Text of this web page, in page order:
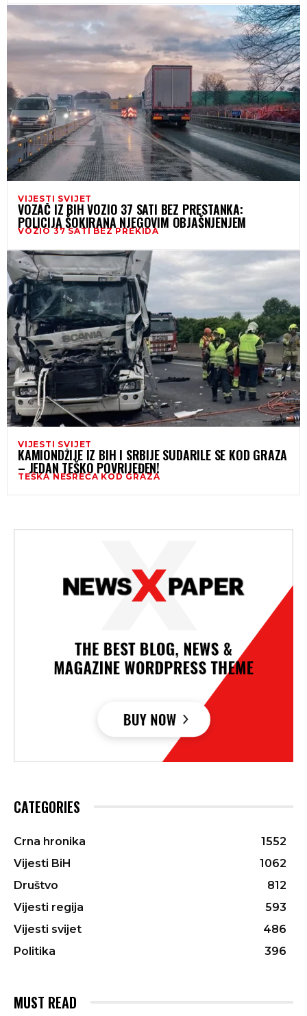
VIJESTI SVIJET
VOZAČ IZ BIH VOZIO 37 SATI BEZ PRESTANKA:
POLICIJA ŠOKIRANA NJEGOVIM OBJAŠNJENJEM
VOZIO 37 SATI BEZ PREKIDA
VIJESTI SVIJET
KAMIONDŽIJE IZ BIH I SRBIJE SUDARILE SE KOD GRAZA
– JEDAN TEŠKO POVRIJEĐEN!
TEŠKA NESREĆA KOD GRAZA
CATEGORIES
Crna hronika
1552
Vijesti BiH
1062
Društvo
812
Vijesti regija
593
Vijesti svijet
486
Politika
396
MUST READ